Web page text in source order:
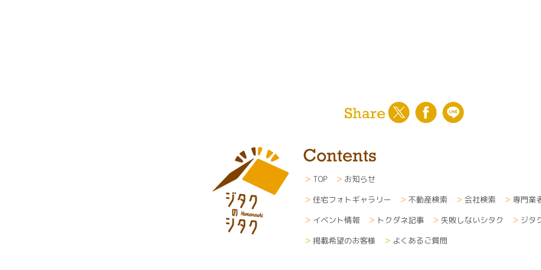
TOP
お知らせ
住宅フォトギャラリー
不動産検索 会社検索
専門業
イベント情報
トクダネ記事 失敗しないシタク
ジタ
掲載希望のお客様
よくあるご質問